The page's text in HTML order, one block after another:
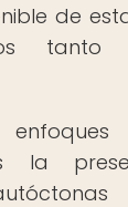
de
tanto
la